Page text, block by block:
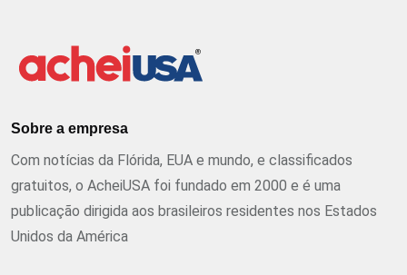
Sobre a empresa
Com notícias da Flórida, EUA e mundo, e classificados
gratuitos, o AcheiUSA foi fundado em 2000 e é uma
publicação dirigida aos brasileiros residentes nos Estados
Unidos da América